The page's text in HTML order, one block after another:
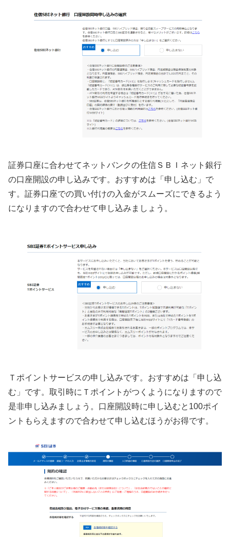
証券口座に合わせてネットバンクの住信ＳＢＩネット銀行
の口座開設の申し込みです。おすすめは「申し込む」で
す。証券口座での買い付けの入金がスムーズにできるよう
になりますので合わせて申し込みましょう。
Ｔポイントサービスの申し込みです。おすすめは「申し込
む」です。取引時にＴポイントがつくようになりますので
是非申し込みましょう。口座開設時に申し込むと100ポイ
ントもらえますので合わせて申し込むほうがお得です。